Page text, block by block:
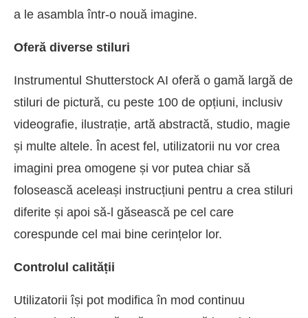
a le asambla într-o nouă imagine.
Oferă diverse stiluri
Instrumentul Shutterstock AI oferă o gamă largă de
stiluri de pictură, cu peste 100 de opțiuni, inclusiv
videografie, ilustrație, artă abstractă, studio, magie
și multe altele. În acest fel, utilizatorii nu vor crea
imagini prea omogene și vor putea chiar să
folosească aceleași instrucțiuni pentru a crea stiluri
diferite și apoi să-l găsească pe cel care
corespunde cel mai bine cerințelor lor.
Controlul calității
Utilizatorii își pot modifica în mod continuu